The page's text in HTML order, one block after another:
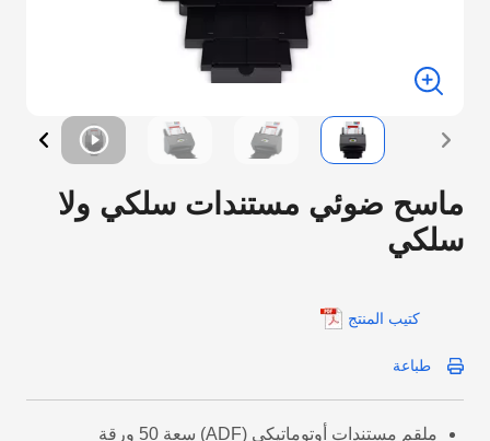
ماسح ضوئي مستندات سلكي ولا
سلكي
كتيب المنتج
طباعة
ملقم مستندات أوتوماتيكي (ADF) سعة 50 ورقة